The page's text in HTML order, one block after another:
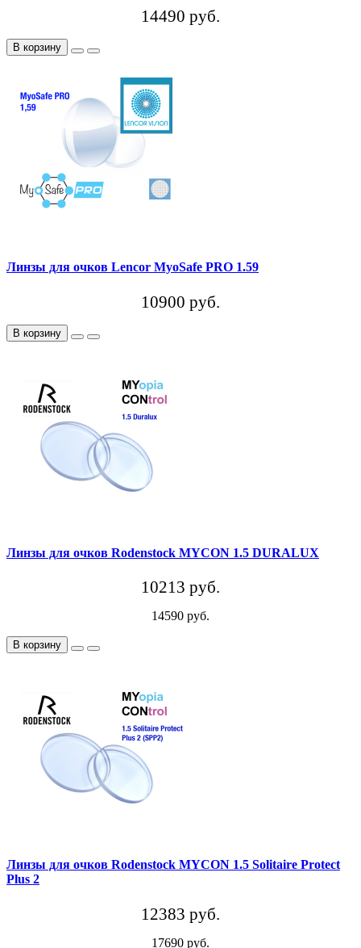
14490 руб.
В корзину
Линзы для очков Lencor MyoSafe PRO 1.59
10900 руб.
В корзину
Линзы для очков Rodenstock MYCON 1.5 DURALUX
10213 руб.
14590 руб.
В корзину
Линзы для очков Rodenstock MYCON 1.5 Solitaire Protect
Plus 2
12383 руб.
17690 руб.